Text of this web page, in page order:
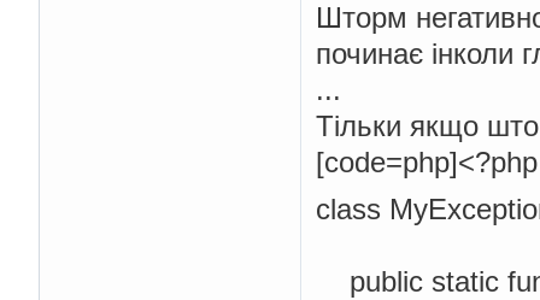
Шторм
починає інколи
...
Тільки якщо
[code=php]<?php
class
public static